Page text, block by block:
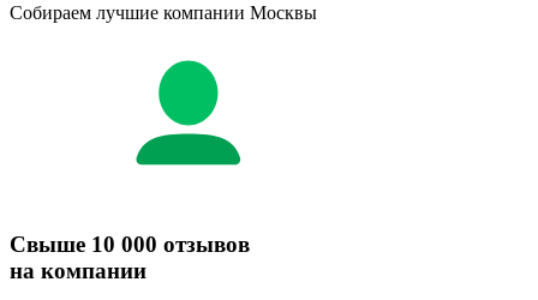
Собираем лучшие компании Москвы
Свыше 10 000 отзывов
на компании